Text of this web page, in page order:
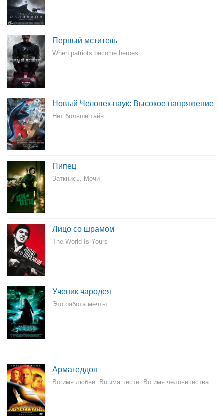
Первый мститель
When patriots become heroes
Новый Человек-паук: Высокое напряжение
Нет больше тайн
Пипец
Заткнись. Мочи
Лицо со шрамом
The World Is Yours
Ученик чародея
Это работа мечты
Армагеддон
Во имя любви. Во имя чести. Во имя человечества